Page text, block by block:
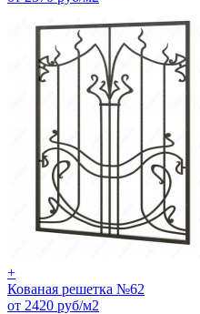
+
Кованая решетка №62
от 2420 руб/м2